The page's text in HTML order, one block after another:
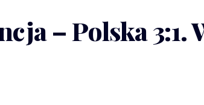
– Polska 3:1.